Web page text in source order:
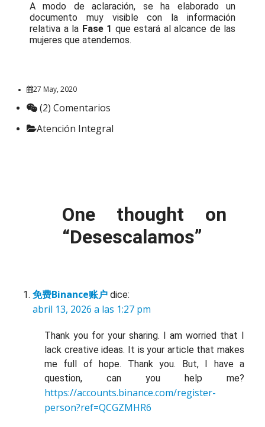
A modo de aclaración, se ha elaborado un
documento muy visible con la información
relativa a la Fase 1 que estará al alcance de las
mujeres que atendemos.
27 May, 2020
(2) Comentarios
Atención Integral
One thought on
“Desescalamos”
免费Binance账户 dice:
abril 13, 2026 a las 1:27 pm
Thank you for your sharing. I am worried that I
lack creative ideas. It is your article that makes
me full of hope. Thank you. But, I have a
question, can you help me?
https://accounts.binance.com/register-
person?ref=QCGZMHR6